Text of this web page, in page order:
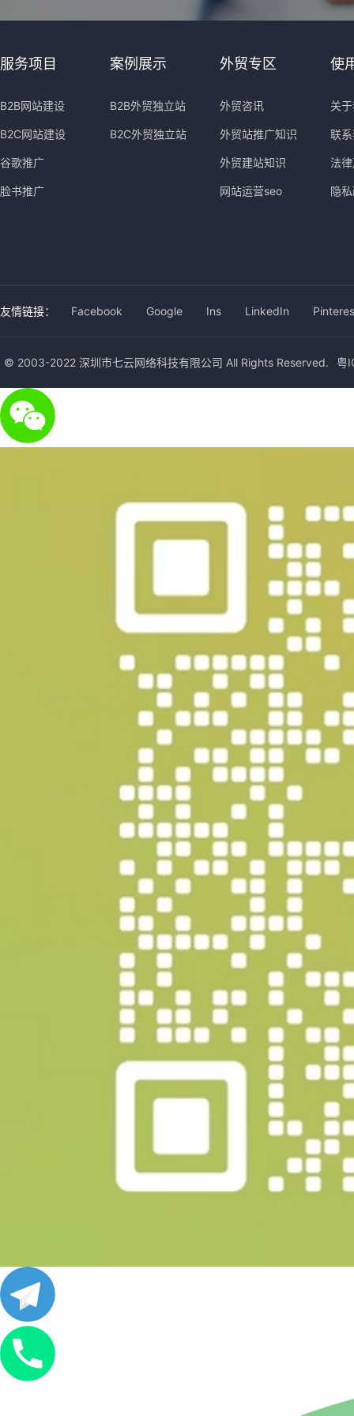
服务项目
B2B网站建设
B2C网站建设
谷歌推广
脸书推广
案例展示
B2B外贸独立站
B2C外贸独立站
外贸专区
外贸咨讯
外贸站推广知识
外贸建站知识
网站运营seo
使
关
联
法
隐
友情链接： Facebook Google Ins LinkedIn
© 2003-2022 深圳市七云网络科技有限公司 All Rights Reserved. 粤